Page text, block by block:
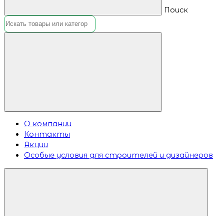
Поиск
О компании
Контакты
Акции
Особые условия для строителей и дизайнеров